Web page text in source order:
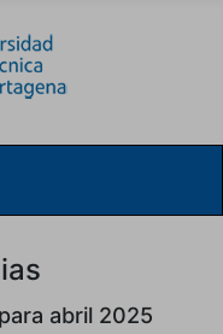
abril 2025